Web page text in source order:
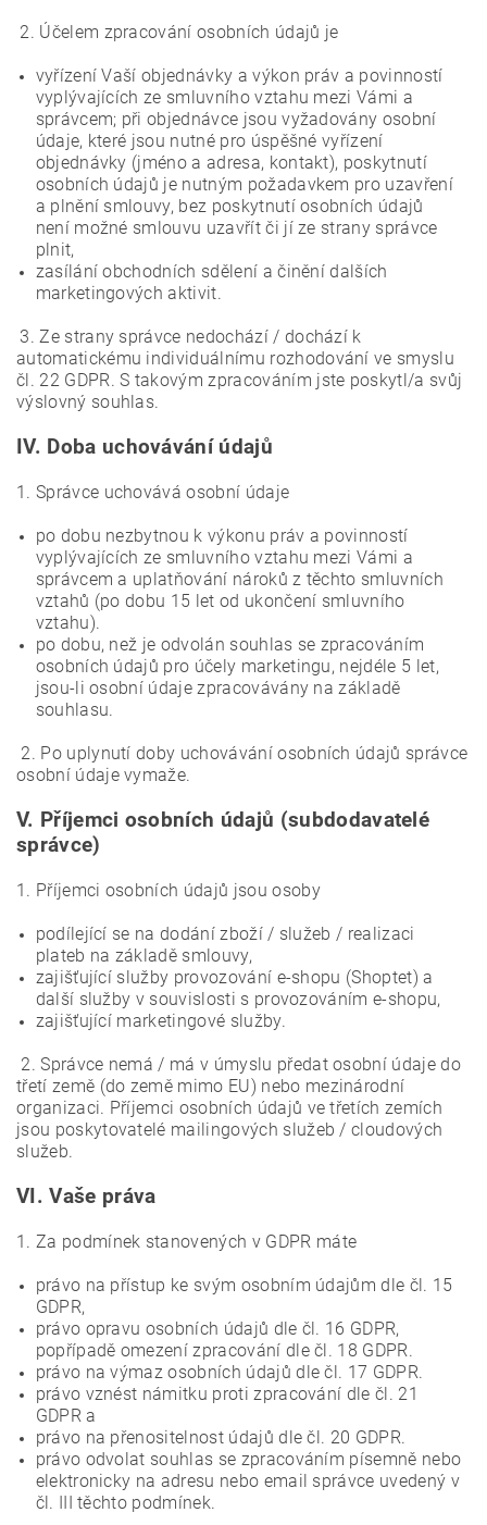
2. Účelem zpracování osobních údajů je
vyřízení Vaší objednávky a výkon práv a povinností
vyplývajících ze smluvního vztahu mezi Vámi a
správcem; při objednávce jsou vyžadovány osobní
údaje, které jsou nutné pro úspěšné vyřízení
objednávky (jméno a adresa, kontakt), poskytnutí
osobních údajů je nutným požadavkem pro uzavření
a plnění smlouvy, bez poskytnutí osobních údajů
není možné smlouvu uzavřít či jí ze strany správce
plnit,
zasílání obchodních sdělení a činění dalších
marketingových aktivit.
3. Ze strany správce nedochází / dochází k
automatickému individuálnímu rozhodování ve smyslu
čl. 22 GDPR. S takovým zpracováním jste poskytl/a svůj
výslovný souhlas.
IV. Doba uchovávání údajů
1. Správce uchovává osobní údaje
po dobu nezbytnou k výkonu práv a povinností
vyplývajících ze smluvního vztahu mezi Vámi a
správcem a uplatňování nároků z těchto smluvních
vztahů (po dobu 15 let od ukončení smluvního
vztahu).
po dobu, než je odvolán souhlas se zpracováním
osobních údajů pro účely marketingu, nejdéle 5 let,
jsou-li osobní údaje zpracovávány na základě
souhlasu.
2. Po uplynutí doby uchovávání osobních údajů správce
osobní údaje vymaže.
V. Příjemci osobních údajů (subdodavatelé
správce)
1. Příjemci osobních údajů jsou osoby
podílející se na dodání zboží / služeb / realizaci
plateb na základě smlouvy,
zajišťující služby provozování e-shopu (Shoptet) a
další služby v souvislosti s provozováním e-shopu,
zajišťující marketingové služby.
2. Správce nemá / má v úmyslu předat osobní údaje do
třetí země (do země mimo EU) nebo mezinárodní
organizaci. Příjemci osobních údajů ve třetích zemích
jsou poskytovatelé mailingových služeb / cloudových
služeb.
VI.Vaše práva
1. Za podmínek stanovených v GDPR máte
právo na přístup ke svým osobním údajům dle čl. 15
GDPR,
právo opravu osobních údajů dle čl. 16 GDPR,
popřípadě omezení zpracování dle čl. 18 GDPR.
právo na výmaz osobních údajů dle čl. 17 GDPR.
právo vznést námitku proti zpracování dle čl. 21
GDPR a
právo na přenositelnost údajů dle čl. 20 GDPR.
právo odvolat souhlas se zpracováním písemně nebo
elektronicky na adresu nebo email správce uvedený v
čl. III těchto podmínek.